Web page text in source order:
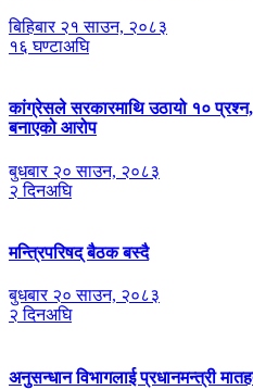
बिहिबार २१ साउन, २०८३
१६ घण्टाअघि
कांग्रेसले सरकारमाथि उठायो १०
बनाएको आरोप
बुधबार २० साउन, २०८३
२ दिनअघि
मन्त्रिपरिषद् बैठक बस्दै
बुधबार २० साउन, २०८३
२ दिनअघि
अनुसन्धान विभागलाई प्रधानमन्त्री